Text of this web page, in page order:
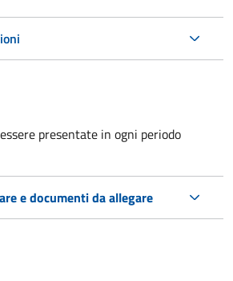
presentate in ogni periodo
e documenti da allegare